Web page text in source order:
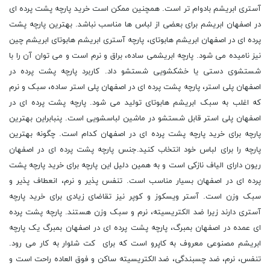
آستری ابریشم بادوام تر است. همچنین ممکن است خرید پارچه پشت پرده ای
در اصفهان ابریشم برای بعضی از لباس ها مناسب نباشد. بهترین پارچه پشت
پرده ای در اصفهان ابریشم هابوتای، پارچه آستری ابریشم هابوتای ابریشم چین
نیز نامیده می شود. پارچه ابریشمی ساده، براق و نرم است و می توان آن را با
شستشوی دستی یا خشکشویی شستشو داد. کاربرد پارچه پشت پرده در
اصفهان پلی استر، پارچه پشت پرده ای در اصفهان پلی استر ساده، سبک و نرم
که اغلب به سبک ابریشم هابوتای تولید می شود. پارچه پشت پرده ای در
اصفهان پلی استر قابل شستشو در ماشین لباسشویی است. پنبابراین بهترین
پارچه برای خرید پارچه پشت پرده ای در اصفهان کدام است. چگونه بهترین
پارچه را برای لباس خود انتخاب کنید.جنس پارچه پشت پرده ای در اصفهان
ریون دارای الیاف نازکی است و به همین دلیل این پارچه برای خرید پارچه پشت
پرده ای در اصفهان بسیار مناسب است. تنفس پذیر و نرم، انعطاف پذیر و
سبک وزن است. آستر ویسکوز و کوپر نیز تقاضای زیادی برای خرید پارچه
آستری دارند زیرا ضد الکتریسیته، نرم و سبک وزن هستند. پارچه پشت پرده
ای عمده در اصفهان بمبرگ، پارچه پشت پرده ای در اصفهان بمبرگ یک پارچه
ابریشم مصنوعی معروف به کاپرو است که برای کت شلوار به کار می رود.
تنفس، نرم، ضد چسبندگی، ضد الکتریسیته ساکن و فوق العاده راحت است و